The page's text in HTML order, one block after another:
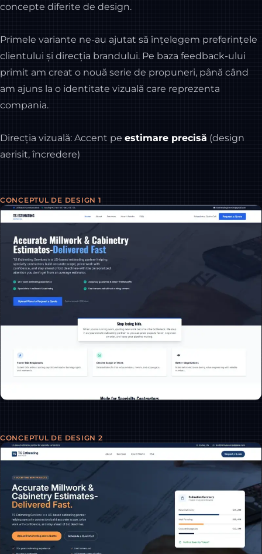
concepte diferite de design.
Primele variante ne-au ajutat să înțelegem preferințele
clientului și direcția brandului. Pe baza feedback-ului
primit am creat o nouă serie de propuneri, până când
am ajuns la o identitate vizuală care reprezenta
compania.
Direcția vizuală: Accent pe estimare precisă (design
aerisit, încredere)
CONCEPTUL DE DESIGN 1
CONCEPTUL DE DESIGN 2